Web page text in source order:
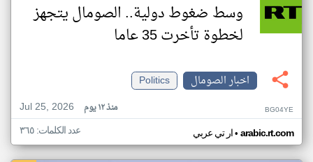
وسط ضغوط دولية.. الصومال يتجهز
لخطوة تأخرت 35 عاما
اخبار الصومال
Politics
Jul 25, 2026
منذ ١٢ يوم BG04YE
ار تي عربي• arabic.rt.com عدد الكلمات: ٣٦٥